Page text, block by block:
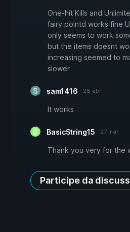
One-hit Kills and
fairy pointd works fine
only seems to work
but the items doesnt
increasing seemed to
slower
sam1416 28 abr
It works
BasicString15 27 mar
Thank you very for the
Participe da